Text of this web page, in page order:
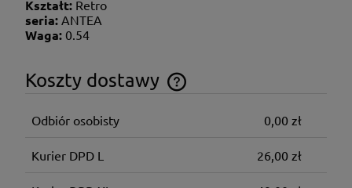
Kształt: Retro
seria: ANTEA
Waga: 0.54
Koszty dostawy
Cena nie zawiera ewentualnych kosztów płatności
Odbiór osobisty 0,00 zł
Kurier DPD L 26,00 zł